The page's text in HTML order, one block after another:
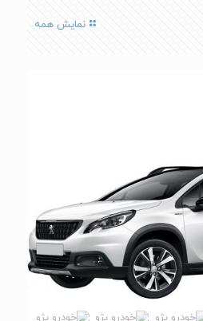
نمایش همه